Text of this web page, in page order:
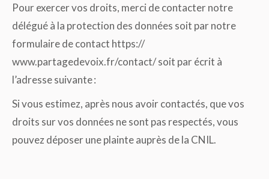
Pour exercer vos droits, merci de contacter notre
délégué à la protection des données soit par notre
formulaire de contact https://
www.partagedevoix.fr/contact/ soit par écrit à
l’adresse suivante :
Si vous estimez, après nous avoir contactés, que vos
droits sur vos données ne sont pas respectés, vous
pouvez déposer une plainte auprès de la CNIL.